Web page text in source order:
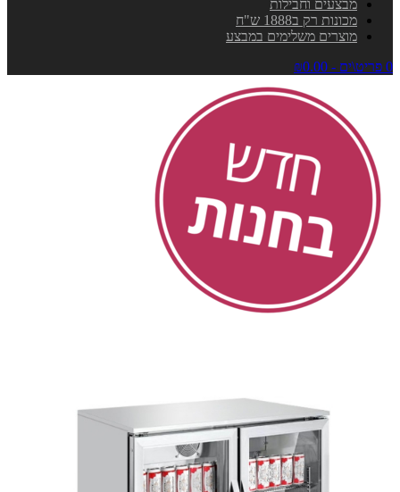
מבצעים וחבילות
מכונות רק ב1888 ש"ח
מוצרים משלימים במבצע
0 פריט\ים - ₪0.00